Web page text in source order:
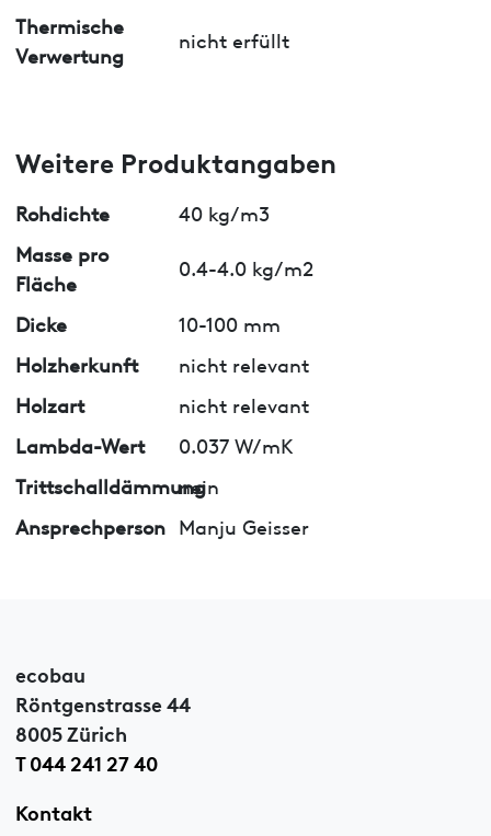
Thermische
Verwertung
nicht erfüllt
Weitere Produktangaben
Rohdichte
40 kg/m3
Masse pro
Fläche
0.4-4.0 kg/m2
Dicke
10-100 mm
Holzherkunft
nicht relevant
Holzart
nicht relevant
Lambda-Wert
0.037 W/mK
Trittschalldämmung
nein
Ansprechperson Manju Geisser
ecobau
Röntgenstrasse 44
8005 Zürich
T 044 241 27 40
Kontakt